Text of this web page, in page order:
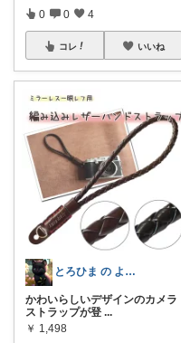
0 0 4
コレ いいね
とろひま の よろず屋～お得な商品たち～
かわいらしいデザインのカメラ
ストラップが登 ...
￥ 1,498